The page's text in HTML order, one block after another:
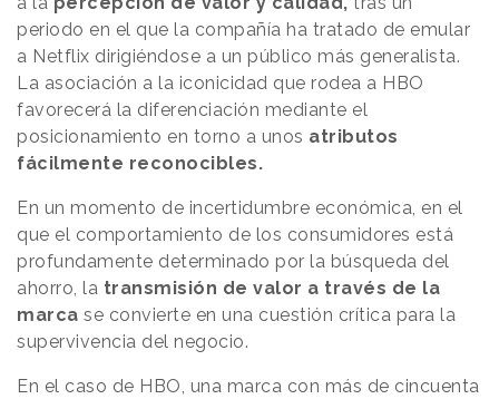
periodo en el que la compañía ha tratado de emular
a Netflix dirigiéndose a un público más generalista.
La asociación a la iconicidad que rodea a HBO
favorecerá la diferenciación mediante el
posicionamiento en torno a unos atributos
fácilmente reconocibles.
En un momento de incertidumbre económica, en el
que el comportamiento de los consumidores está
profundamente determinado por la búsqueda del
ahorro, la transmisión de valor a través de la
marca se convierte en una cuestión crítica para la
supervivencia del negocio.
En el caso de HBO, una marca con más de cincuenta